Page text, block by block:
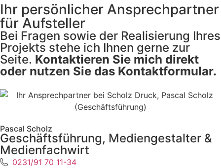
Ihr persönlicher Ansprech­partner
für Aufsteller
Bei Fragen sowie der Realisierung Ihres
Projekts stehe ich Ihnen gerne zur
Seite. Kontaktieren Sie mich direkt
oder nutzen Sie das Kontaktformular.
Pascal Scholz
Geschäftsführung, Mediengestalter &
Medienfachwirt
0231/91 70 11-34